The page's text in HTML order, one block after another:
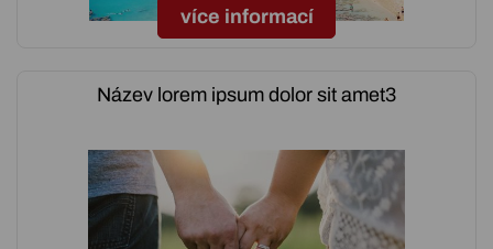
více informací
Název lorem ipsum dolor sit amet3